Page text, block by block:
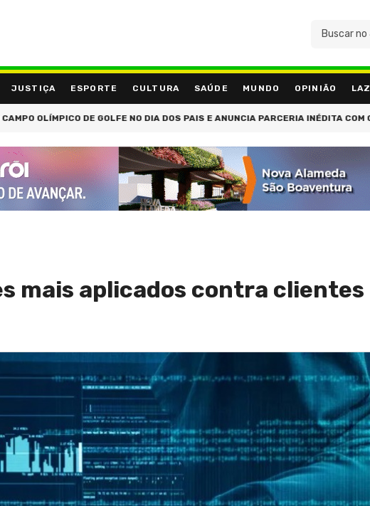
JUSTIÇA ESPORTE CULTURA SAÚDE MUNDO OPINIÃO
DE GOLFE NO DIA DOS PAIS E ANUNCIA PARCERIA INÉDITA COM O PGA
mais aplicados contra clientes